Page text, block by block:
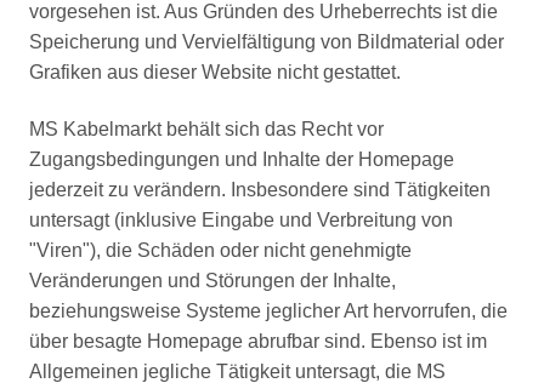
vorgesehen ist. Aus Gründen des Urheberrechts ist die
Speicherung und Vervielfältigung von Bildmaterial oder
Grafiken aus dieser Website nicht gestattet.
MS Kabelmarkt behält sich das Recht vor
Zugangsbedingungen und Inhalte der Homepage
jederzeit zu verändern. Insbesondere sind Tätigkeiten
untersagt (inklusive Eingabe und Verbreitung von
"Viren"), die Schäden oder nicht genehmigte
Veränderungen und Störungen der Inhalte,
beziehungsweise Systeme jeglicher Art hervorrufen, die
über besagte Homepage abrufbar sind. Ebenso ist im
Allgemeinen jegliche Tätigkeit untersagt, die MS